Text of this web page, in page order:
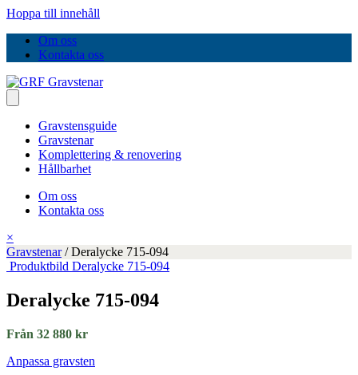
Hoppa till innehåll
Om oss
Kontakta oss
Gravstensguide
Gravstenar
Komplettering & renovering
Hållbarhet
Om oss
Kontakta oss
×
Gravstenar/Deralycke 715-094
Produktbild Deralycke 715-094
Deralycke 715-094
Från 32 880 kr
Anpassa gravsten